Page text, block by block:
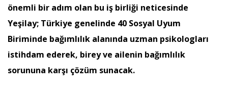
önemli bir adım olan bu iş birliği neticesinde
Yeşilay; Türkiye genelinde 40 Sosyal Uyum
Biriminde bağımlılık alanında uzman psikologları
istihdam ederek, birey ve ailenin bağımlılık
sorununa karşı çözüm sunacak.